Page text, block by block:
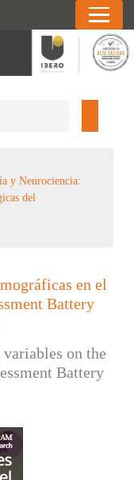
y Neurociencia:
del
en el
Battery
on the
Battery